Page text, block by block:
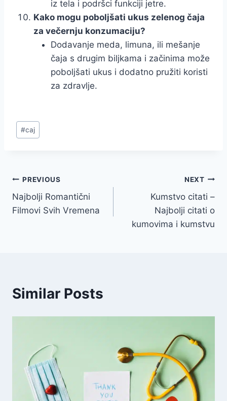
iz tela i podršci funkciji jetre.
Kako mogu poboljšati ukus zelenog čaja
za večernju konzumaciju?
Dodavanje meda, limuna, ili mešanje
čaja s drugim biljkama i začinima može
poboljšati ukus i dodatno pružiti koristi
za zdravlje.
Post
Tags:
#caj
Navigacija
članaka
PREVIOUS
Najbolji Romantični
Filmovi Svih Vremena
NEXT
Kumstvo citati –
Najbolji citati o
kumovima i kumstvu
Similar Posts